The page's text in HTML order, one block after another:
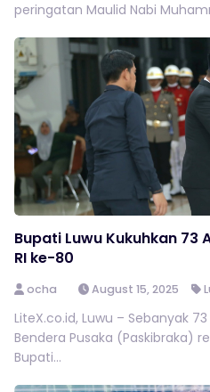
peringatan Maulid Nabi
Bupati Luwu Kukuhkan 73
RI ke-80
ocha August 15, 2025
LiteX.co.id, Luwu – Sebanyak
Bendera Pusaka (Paskibraka)
Bupati...